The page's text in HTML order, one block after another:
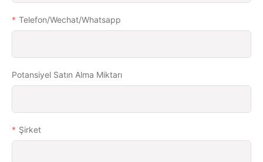
Telefon/wechat/whatsapp
Potansiyel Satın Alma Miktarı
Şirket